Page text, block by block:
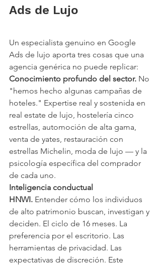
Ads de Lujo
Un especialista genuino en Google
Ads de lujo aporta tres cosas que una
agencia genérica no puede replicar:
Conocimiento profundo del sector. No
"hemos hecho algunas campañas de
hoteles." Expertise real y sostenida en
real estate de lujo, hostelería cinco
estrellas, automoción de alta gama,
venta de yates, restauración con
estrellas Michelin, moda de lujo — y la
psicología específica del comprador
de cada uno.
Inteligencia conductual
HNWI. Entender cómo los individuos
de alto patrimonio buscan, investigan y
deciden. El ciclo de 16 meses. La
preferencia por el escritorio. Las
herramientas de privacidad. Las
expectativas de discreción. Este